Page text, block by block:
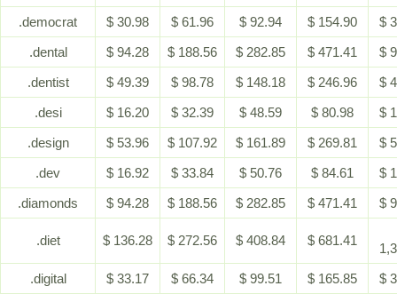
.democrat
$ 30.98 $ 61.96 $ 92.94 $ 154.90
$
.dental
$ 94.28 $ 188.56 $ 282.85 $ 471.41
$
.dentist
$ 49.39 $ 98.78 $ 148.18 $ 246.96
$
.desi
$ 16.20 $ 32.39 $ 48.59 $ 80.98
$
.design
$ 53.96 $ 107.92 $ 161.89 $ 269.81
$
.dev
$ 16.92 $ 33.84 $ 50.76 $ 84.61
$
.diamonds
$ 94.28 $ 188.56 $ 282.85 $ 471.41 $
.diet $ 136.28 $ 272.56 $ 408.84 $ 681.41
.digital
$ 33.17 $ 66.34 $ 99.51 $ 165.85
$